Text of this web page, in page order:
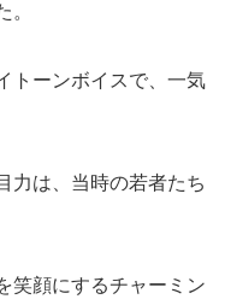
。
トーンボイスで、一気
力は、当時の若者たち
笑顔にするチャーミン